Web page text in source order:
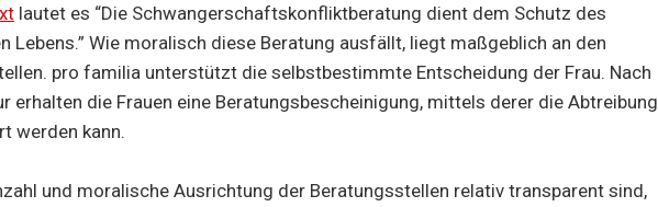
lautet es “Die Schwangerschaftskonfliktberatung dient dem Schutz des
Lebens.” Wie moralisch diese Beratung ausfällt, liegt maßgeblich an den
pro familia unterstützt die selbstbestimmte Entscheidung der Frau. Nach
erhalten die Frauen eine Beratungsbescheinigung, mittels derer die Abtreibung
werden kann.
und moralische Ausrichtung der Beratungsstellen relativ transparent sind,